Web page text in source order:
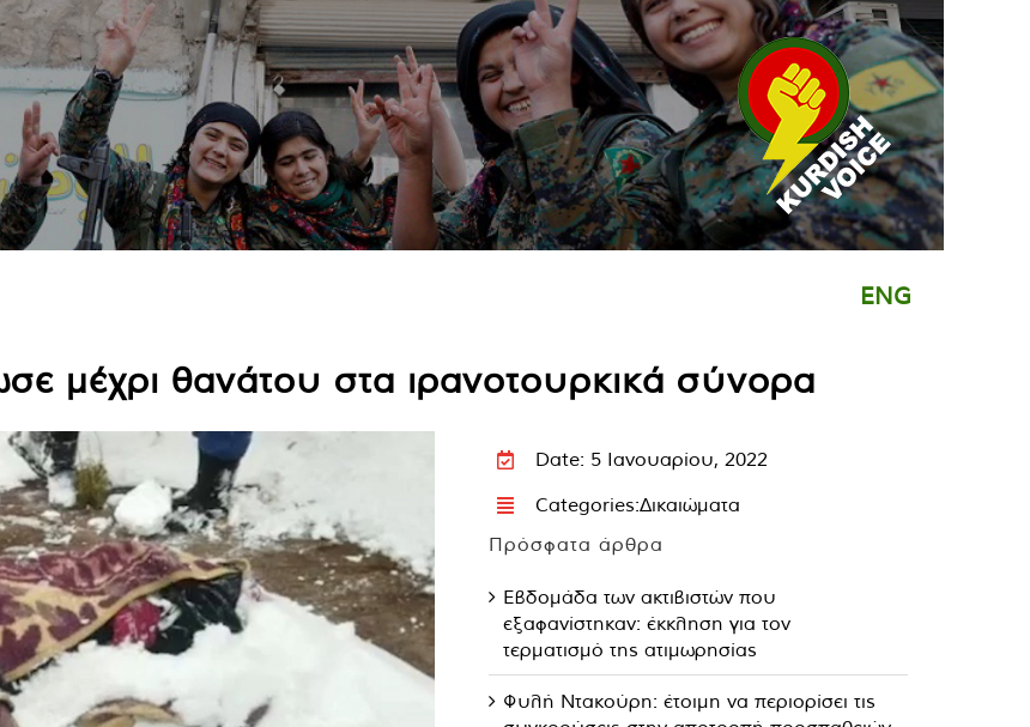
ENG
μέχρι θανάτου στα ιρανοτουρκικά σύνορα
Date: 5 Ιανουαρίου, 2022
Categories:Δικαιώματα
Πρόσφατα άρθρα
Εβδομάδα των ακτιβιστών που
εξαφανίστηκαν: έκκληση για τον
τερματισμό της ατιμωρησίας
Φυλή Ντακούρη: έτοιμη να περιορίσει τις